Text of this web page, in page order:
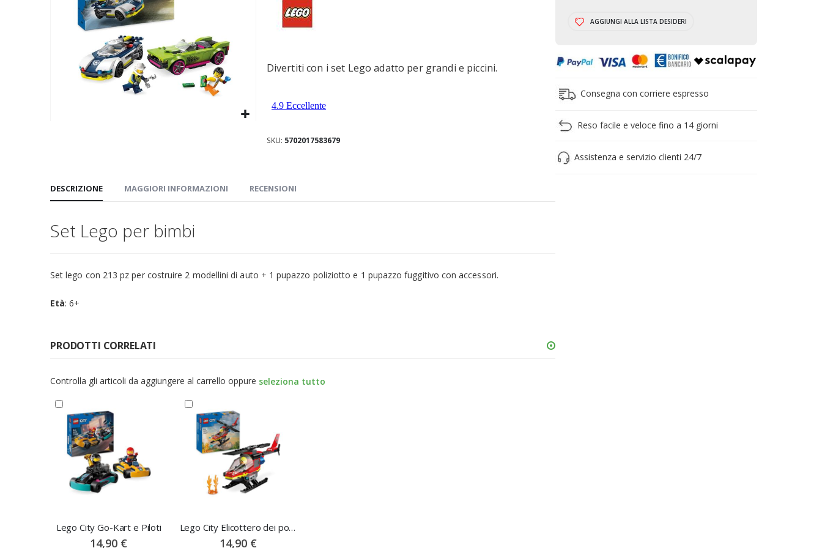
immagini
di
immagini
Divertiti con i set Lego adatto per grandi e piccini.
SKU 5702017583679
DESCRIZIONE
Set Lego per bimbi
Set lego con 213 pz per costruire 2 modellini di auto + 1 pupazzo poliziotto e 1 pupazzo fuggitivo con accessori.
Età: 6+
MAGGIORI INFORMAZIONI RECENSIONI
PRODOTTI CORRELATI
Controlla gli articoli da aggiungere al carrello oppure seleziona tutto
Lego City Go-Kart e Piloti
14,90 €
Lego City Elicottero dei pompieri
14,90 €
AGGIUNGI ALLA LISTA DESIDERI
Consegna con corriere espresso
Reso facile e veloce fino a 14 giorni
Assistenza e servizio clienti 24/7